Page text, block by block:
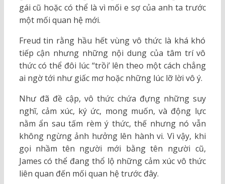
gái cũ hoặc có thể là vì mối e sợ của anh ta trước
một mối quan hệ mới.
Freud tin rằng hầu hết vùng vô thức là khá khó
tiếp cận nhưng những nội dung của tâm trí vô
thức có thể đôi lúc “trồi’ lên theo một cách chẳng
ai ngờ tới như giấc mơ hoặc những lúc lỡ lời vô ý.
Như đã đề cập, vô thức chứa đựng những suy
nghĩ, cảm xúc, ký ức, mong muốn, và động lực
nằm ẩn sau tấm rèm ý thức, thế nhưng nó vẫn
không ngừng ảnh hưởng lên hành vi. Vì vậy, khi
gọi nhầm tên người mới bằng tên người cũ,
James có thể đang thổ lộ những cảm xúc vô thức
liên quan đến mối quan hệ trước đây.